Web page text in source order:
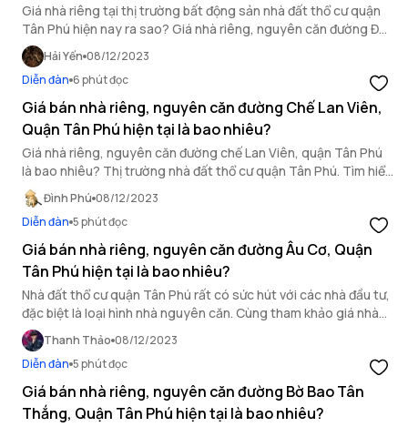
Giá nhà riêng tại thị trường bất động sản nhà đất thổ cư quận
Tân Phú hiện nay ra sao? Giá nhà riêng, nguyên căn đường Đỗ
Thừa Luông hiện tại là bao nhiêu? Cùng OneHousing tìm hiểu
qua bài viết này.
Hải Yến 08/12/2023
Diễn đàn 6 phút đọc
Giá bán nhà riêng, nguyên căn đường Chế Lan Viên,
Quận Tân Phú hiện tại là bao nhiêu?
Giá nhà riêng, nguyên căn đường chế Lan Viên, quận Tân Phú
là bao nhiêu? Thị trường nhà đất thổ cư quận Tân Phú. Tìm hiểu
ngay!
Đình Phú 08/12/2023
Diễn đàn 5 phút đọc
Giá bán nhà riêng, nguyên căn đường Âu Cơ, Quận
Tân Phú hiện tại là bao nhiêu?
Nhà đất thổ cư quận Tân Phú rất có sức hút với các nhà đầu tư,
đặc biệt là loại hình nhà nguyên căn. Cùng tham khảo giá nhà
riêng, nhà nguyên căn trên đường Âu Cơ quận Tân Phú hiện
nay là bao nhiêu trong bài viết sau đây.
Thanh Thảo 08/12/2023
Diễn đàn 5 phút đọc
Giá bán nhà riêng, nguyên căn đường Bờ Bao Tân
Thắng, Quận Tân Phú hiện tại là bao nhiêu?